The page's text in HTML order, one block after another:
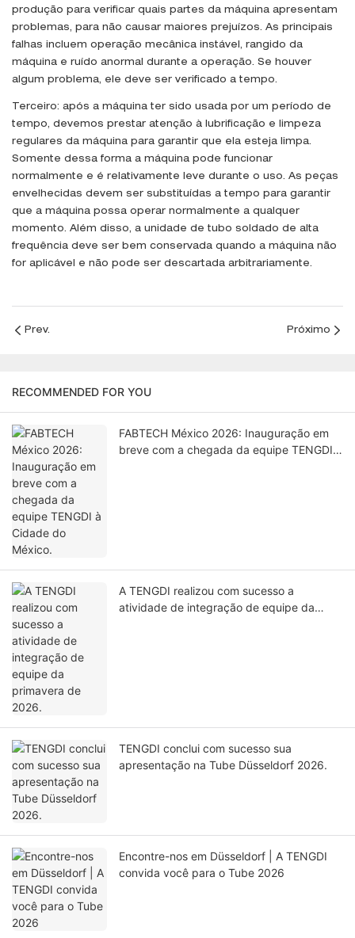
produção para verificar quais partes da máquina apresentam
problemas, para não causar maiores prejuízos. As principais
falhas incluem operação mecânica instável, rangido da
máquina e ruído anormal durante a operação. Se houver
algum problema, ele deve ser verificado a tempo.
Terceiro: após a máquina ter sido usada por um período de
tempo, devemos prestar atenção à lubrificação e limpeza
regulares da máquina para garantir que ela esteja limpa.
Somente dessa forma a máquina pode funcionar
normalmente e é relativamente leve durante o uso. As peças
envelhecidas devem ser substituídas a tempo para garantir
que a máquina possa operar normalmente a qualquer
momento. Além disso, a unidade de tubo soldado de alta
frequência deve ser bem conservada quando a máquina não
for aplicável e não pode ser descartada arbitrariamente.
Prev. Próximo
RECOMMENDED FOR YOU
FABTECH México 2026: Inauguração em
breve com a chegada da equipe TENGDI à
A TENGDI realizou com sucesso a
atividade de integração de equipe da
TENGDI conclui com sucesso sua
apresentação na Tube Düsseldorf 2026.
Encontre-nos em Düsseldorf | A TENGDI
convida você para o Tube 2026